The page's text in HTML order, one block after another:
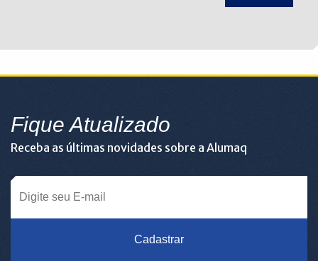
Fique Atualizado
Receba as últimas novidades sobre a Alumaq
Cadastrar